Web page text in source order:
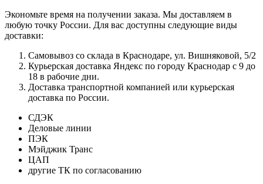
Экономьте время на получении заказа. Мы доставляем в
любую точку России. Для вас доступны следующие виды
доставки:
Самовывоз со склада в Краснодаре, ул. Вишняковой, 5/2
Курьерская доставка Яндекс по городу Краснодар с 9 до
18 в рабочие дни.
Доставка транспортной компанией или курьерская
доставка по России.
СДЭК
Деловые линии
ПЭК
Мэйджик Транс
ЦАП
другие ТК по согласованию